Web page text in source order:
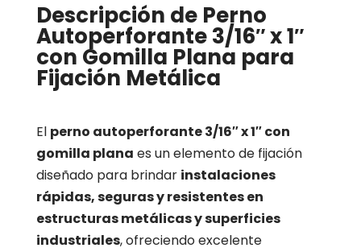
Descripción de Perno
Autoperforante 3/16″ x 1″
con Gomilla Plana para
Fijación Metálica
El perno autoperforante 3/16″ x 1″ con
gomilla plana es un elemento de fijación
diseñado para brindar instalaciones
rápidas, seguras y resistentes en
estructuras metálicas y superficies
industriales, ofreciendo excelente